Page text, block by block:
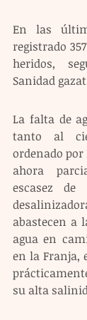
En las
registrado
heridos,
Sanidad
La falta de
tanto al
ordenado por
ahora
escasez de
abastecen a
agua en
en la Franja,
su alta